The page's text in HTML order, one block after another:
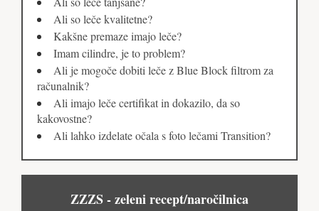
Ali so leče kvalitetne?
Kakšne premaze imajo leče?
Imam cilindre, je to problem?
Ali je mogoče dobiti leče z Blue Block filtrom za
računalnik?
Ali imajo leče certifikat in dokazilo, da so
kakovostne?
Ali lahko izdelate očala s foto lečami Transition?
ZZZS - zeleni recept/naročilnica